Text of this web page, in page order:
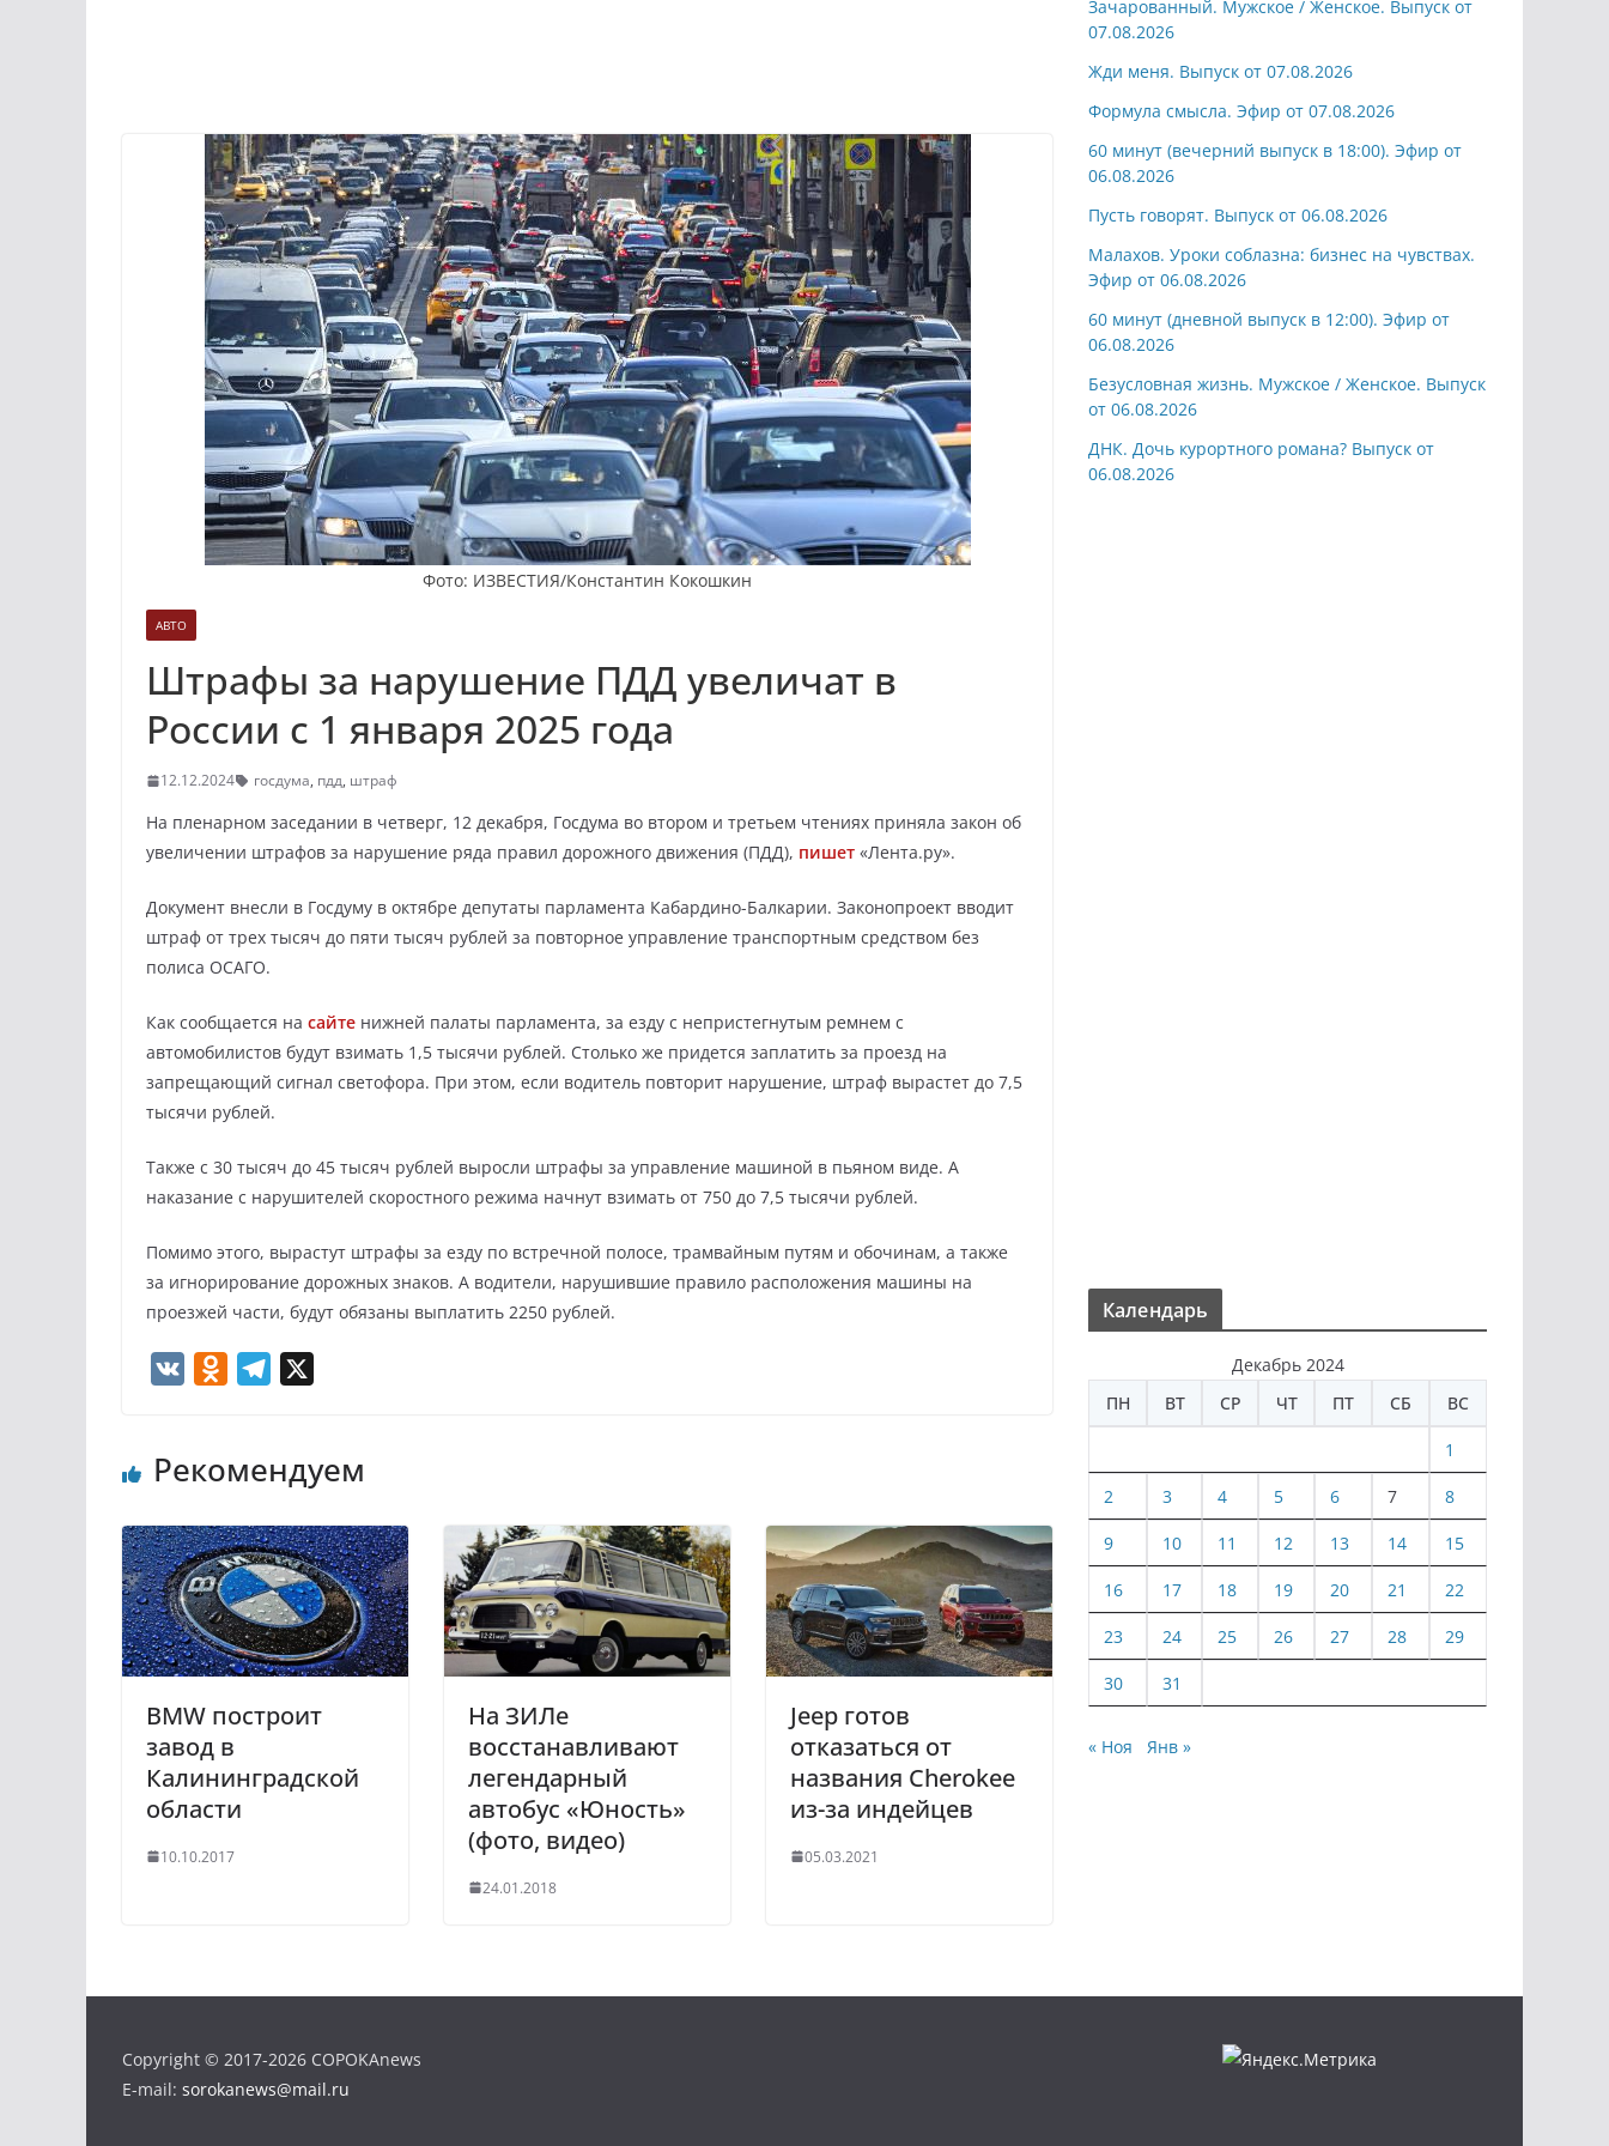
Фото: ИЗВЕСТИЯ/Константин Кокошкин
АВТО
Штрафы за нарушение ПДД увеличат в
России с 1 января 2025 года
12.12.2024 госдума, пдд, штраф
На пленарном заседании в четверг, 12 декабря, Госдума во втором и третьем чтениях приняла закон об
увеличении штрафов за нарушение ряда правил дорожного движения (ПДД), пишет «Лента.ру».
Документ внесли в Госдуму в октябре депутаты парламента Кабардино-Балкарии. Законопроект вводит
штраф от трех тысяч до пяти тысяч рублей за повторное управление транспортным средством без
полиса ОСАГО.
Как сообщается на сайте нижней палаты парламента, за езду с непристегнутым ремнем с
автомобилистов будут взимать 1,5 тысячи рублей. Столько же придется заплатить за проезд на
запрещающий сигнал светофора. При этом, если водитель повторит нарушение, штраф вырастет до 7,5
тысячи рублей.
Также с 30 тысяч до 45 тысяч рублей выросли штрафы за управление машиной в пьяном виде. А
наказание с нарушителей скоростного режима начнут взимать от 750 до 7,5 тысячи рублей.
Помимо этого, вырастут штрафы за езду по встречной полосе, трамвайным путям и обочинам, а также
за игнорирование дорожных знаков. А водители, нарушившие правило расположения машины на
проезжей части, будут обязаны выплатить 2250 рублей.
o
l
a
s
s
n
k
i
e
r
a
m
Рекомендуем
BMW построит
завод в
Калининградской
области
10.10.2017
На ЗИЛе
восстанавливают
легендарный
автобус «Юность»
(фото, видео)
24.01.2018
Jeep готов
отказаться от
названия Cherokee
из-за индейцев
05.03.2021
Зачарованный. Мужское / Женское. Выпуск от
07.08.2026
Жди меня. Выпуск от 07.08.2026
Формула смысла. Эфир от 07.08.2026
60 минут (вечерний выпуск в 18:00). Эфир от
06.08.2026
Пусть говорят. Выпуск от 06.08.2026
Малахов. Уроки соблазна: бизнес на чувствах.
Эфир от 06.08.2026
60 минут (дневной выпуск в 12:00). Эфир от
06.08.2026
Безусловная жизнь. Мужское / Женское. Выпуск
от 06.08.2026
ДНК. Дочь курортного романа? Выпуск от
06.08.2026
Календарь
Декабрь 2024
ПН
ВТ СР ЧТ ПТ СБ ВС
1
2 3 4 5 6 7 8
9 10 11 12 13 14 15
16 17 18 19 20 21 22
23 24 25 26 27 28 29
30 31
« Ноя Янв »
Copyright © 2017-2026 COPOKAnews
E-mail: sorokanews@mail.ru